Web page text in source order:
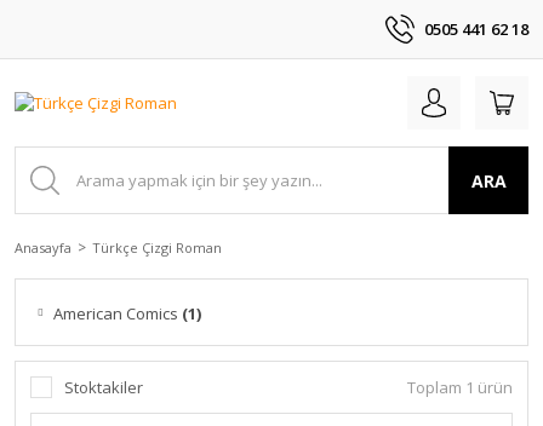
0505 441 62 18
ARA
Anasayfa Türkçe Çizgi Roman
American Comics (1)
Stoktakiler Toplam 1 ürün